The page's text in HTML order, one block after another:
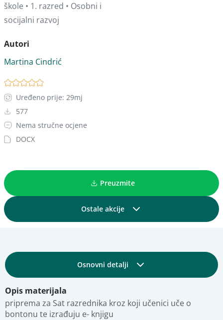
škole • 1. razred • Osobni i
socijalni razvoj
Autori
Martina Cindrić
Uređeno prije: 29mj
577
Nema stručne ocjene
DOCX
Preuzmite
Ostale akcije
Dodajte u kolekciju
Dodajte u favorite
Osnovni detalji
Obrazovni i tehnički detalji
Opis materijala
priprema za Sat razrednika kroz koji učenici uče o
bontonu te izrađuju e- knjigu